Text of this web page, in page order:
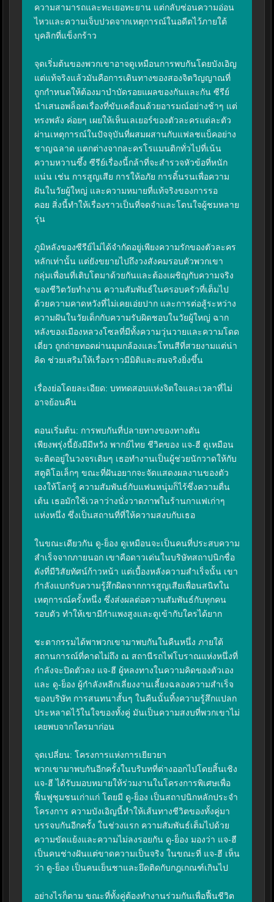
ความสามารถและทะเยอทะยาน แต่กลับซ่อนความอ่อน
ไหวและความเจ็บปวดจากเหตุการณ์ในอดีตไว้ภายใต้
บุคลิกที่แข็งกร้าว
จุดเริ่มต้นของพวกเขาอาจดูเหมือนการพบกันโดยบังเอิญ
แต่แท้จริงแล้วมันคือการเดินทางของสองจิตวิญญาณที่
ถูกกำหนดให้ต้องมาบำบัดรอยแผลของกันและกัน ซีรีย์
นำเสนอพล็อตเรื่องที่ขับเคลื่อนด้วยอารมณ์อย่างช้าๆ แต่
ทรงพลัง ค่อยๆ เผยให้เห็นเลเยอร์ของตัวละครแต่ละตัว
ผ่านเหตุการณ์ในปัจจุบันที่ผสมผสานกับแฟลชแบ็คอย่าง
ชาญฉลาด แตกต่างจากละครโรแมนติกทั่วไปที่เน้น
ความหวานซึ้ง ซีรีย์เรื่องนี้กล้าที่จะสำรวจหัวข้อที่หนัก
แน่น เช่น การสูญเสีย การให้อภัย การดิ้นรนเพื่อความ
ฝันในวัยผู้ใหญ่ และความหมายที่แท้จริงของการรอ
คอย สิ่งนี้ทำให้เรื่องราวเป็นที่จดจำและโดนใจผู้ชมหลาย
รุ่น
ภูมิหลังของซีรีย์ไม่ได้จำกัดอยู่เพียงความรักของตัวละคร
หลักเท่านั้น แต่ยังขยายไปถึงวงสังคมรอบตัวพวกเขา
กลุ่มเพื่อนที่เติบโตมาด้วยกันและต้องเผชิญกับความจริง
ของชีวิตวัยทำงาน ความสัมพันธ์ในครอบครัวที่เต็มไป
ด้วยความคาดหวังที่ไม่เคยเอ่ยปาก และการต่อสู้ระหว่าง
ความฝันในวัยเด็กกับความรับผิดชอบในวัยผู้ใหญ่ ฉาก
หลังของเมืองหลวงโซลที่มีทั้งความวุ่นวายและความโดด
เดี่ยว ถูกถ่ายทอดผ่านมุมกล้องและโทนสีที่สวยงามแต่น่า
คิด ช่วยเสริมให้เรื่องราวมีมิติและสมจริงยิ่งขึ้น
เรื่องย่อโดยละเอียด: บททดสอบแห่งจิตใจและเวลาที่ไม่
อาจย้อนคืน
ตอนเริ่มต้น: การพบกันที่ปลายทางของทางตัน
เพียงพรุ่งนี้ยังมีมีหวัง พากย์ไทย ชีวิตของ แจ-ฮี ดูเหมือน
จะติดอยู่ในวงจรเดิมๆ เธอทำงานเป็นผู้ช่วยนักวาดให้กับ
สตูดิโอเล็กๆ ขณะที่ฝันอยากจะจัดแสดงผลงานของตัว
เองให้โลกรู้ ความสัมพันธ์กับแฟนหนุ่มก็ไร้ซึ่งความตื่น
เต้น เธอมักใช้เวลาว่างนั่งวาดภาพในร้านกาแฟเก่าๆ
แห่งหนึ่ง ซึ่งเป็นสถานที่ที่ให้ความสงบกับเธอ
ในขณะเดียวกัน ดู-ย็อง ดูเหมือนจะเป็นคนที่ประสบความ
สำเร็จจากภายนอก เขาคือดาวเด่นในบริษัทสถาปนิกชื่อ
ดังที่มีวิสัยทัศน์ก้าวหน้า แต่เบื้องหลังความสำเร็จนั้น เขา
กำลังแบกรับความรู้สึกผิดจากการสูญเสียเพื่อนสนิทใน
เหตุการณ์ครั้งหนึ่ง ซึ่งส่งผลต่อความสัมพันธ์กับทุกคน
รอบตัว ทำให้เขามีกำแพงสูงและดูเข้ากับใครได้ยาก
ชะตากรรมได้พาพวกเขามาพบกันในคืนหนึ่ง ภายใต้
สถานการณ์ที่คาดไม่ถึง ณ สถานีรถไฟโบราณแห่งหนึ่งที่
กำลังจะปิดตัวลง แจ-ฮี ผู้หลงทางในความคิดของตัวเอง
และ ดู-ย็อง ผู้กำลังหลีกเลี่ยงงานเลี้ยงฉลองความสำเร็จ
ของบริษัท การสนทนาสั้นๆ ในคืนนั้นทิ้งความรู้สึกแปลก
ประหลาดไว้ในใจของทั้งคู่ มันเป็นความสงบที่พวกเขาไม่
เคยพบจากใครมาก่อน
จุดเปลี่ยน: โครงการแห่งการเยียวยา
พวกเขามาพบกันอีกครั้งในบริบทที่ต่างออกไปโดยสิ้นเชิง
แจ-ฮี ได้รับมอบหมายให้ร่วมงานในโครงการพิเศษเพื่อ
ฟื้นฟูชุมชนเก่าแก่ โดยมี ดู-ย็อง เป็นสถาปนิกหลักประจำ
โครงการ ความบังเอิญนี้ทำให้เส้นทางชีวิตของทั้งคู่มา
บรรจบกันอีกครั้ง ในช่วงแรก ความสัมพันธ์เต็มไปด้วย
ความขัดแย้งและความไม่ลงรอยกัน ดู-ย็อง มองว่า แจ-ฮี
เป็นคนช่างฝันแต่ขาดความเป็นจริง ในขณะที่ แจ-ฮี เห็น
ว่า ดู-ย็อง เป็นคนเย็นชาและยึดติดกับกฎเกณฑ์เกินไป
อย่างไรก็ตาม ขณะที่ทั้งคู่ต้องทำงานร่วมกันเพื่อฟื้นชีวิต